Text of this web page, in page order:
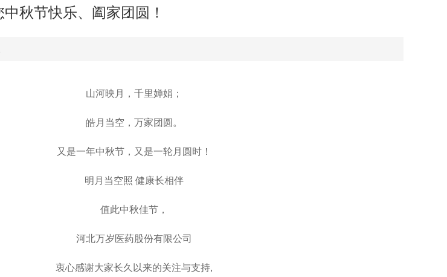
秋节快乐、阖家团圆！
山河映月，千里婵娟；
皓月当空，万家团圆。
又是一年中秋节，又是一轮月圆时！
明月当空照 健康长相伴
值此中秋佳节，
河北万岁医药股份有限公司
衷心感谢大家长久以来的关注与支持,